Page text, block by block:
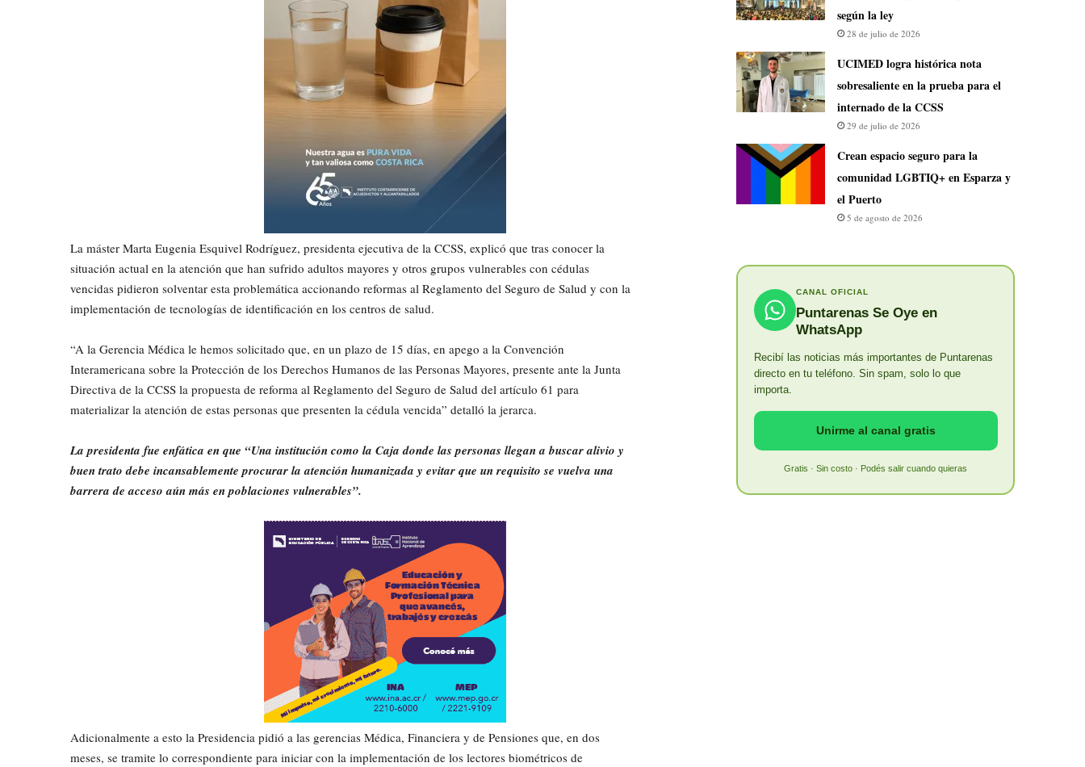
La máster Marta Eugenia Esquivel Rodríguez, presidenta ejecutiva de la CCSS, explicó que tras conocer la
situación actual en la atención que han sufrido adultos mayores y otros grupos vulnerables con cédulas
vencidas pidieron solventar esta problemática accionando reformas al Reglamento del Seguro de Salud y con la
implementación de tecnologías de identificación en los centros de salud.
“A la Gerencia Médica le hemos solicitado que, en un plazo de 15 días, en apego a la Convención
Interamericana sobre la Protección de los Derechos Humanos de las Personas Mayores, presente ante la Junta
Directiva de la CCSS la propuesta de reforma al Reglamento del Seguro de Salud del artículo 61 para
materializar la atención de estas personas que presenten la cédula vencida” detalló la jerarca.
La presidenta fue enfática en que “Una institución como la Caja donde las personas llegan a buscar alivio y
buen trato debe incansablemente procurar la atención humanizada y evitar que un requisito se vuelva una
barrera de acceso aún más en poblaciones vulnerables”.
Adicionalmente a esto la Presidencia pidió a las gerencias Médica, Financiera y de Pensiones que, en dos
meses, se tramite lo correspondiente para iniciar con la implementación de los lectores biométricos de
según la ley
28 de julio de 2026
UCIMED logra histórica nota
sobresaliente en la prueba para el
internado de la CCSS
29 de julio de 2026
Crean espacio seguro para la
comunidad LGBTIQ+ en Esparza y
el Puerto
5 de agosto de 2026
CANAL OFICIAL
Puntarenas Se Oye en
WhatsApp
Recibí las noticias más importantes de Puntarenas
directo en tu teléfono. Sin spam, solo lo que
importa.
Unirme al canal gratis
Gratis · Sin costo · Podés salir cuando quieras